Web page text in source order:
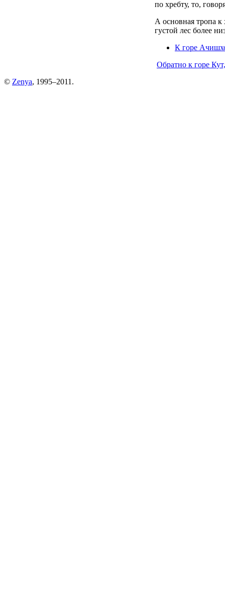
по хребту, то,
А основная тропа к
густой лес более
К горе
Обратно к горе
© Zenya, 1995–2011.